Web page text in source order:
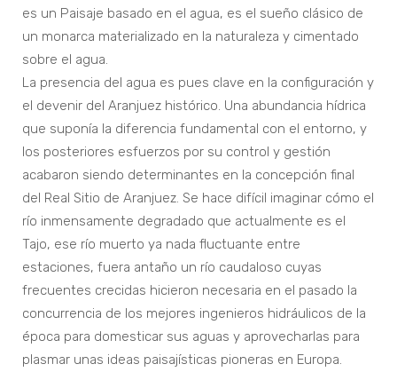
es un Paisaje basado en el agua, es el sueño clásico de
un monarca materializado en la naturaleza y cimentado
sobre el agua.
La presencia del agua es pues clave en la configuración y
el devenir del Aranjuez histórico. Una abundancia hídrica
que suponía la diferencia fundamental con el entorno, y
los posteriores esfuerzos por su control y gestión
acabaron siendo determinantes en la concepción final
del Real Sitio de Aranjuez. Se hace difícil imaginar cómo el
río inmensamente degradado que actualmente es el
Tajo, ese río muerto ya nada fluctuante entre
estaciones, fuera antaño un río caudaloso cuyas
frecuentes crecidas hicieron necesaria en el pasado la
concurrencia de los mejores ingenieros hidráulicos de la
época para domesticar sus aguas y aprovecharlas para
plasmar unas ideas paisajísticas pioneras en Europa.